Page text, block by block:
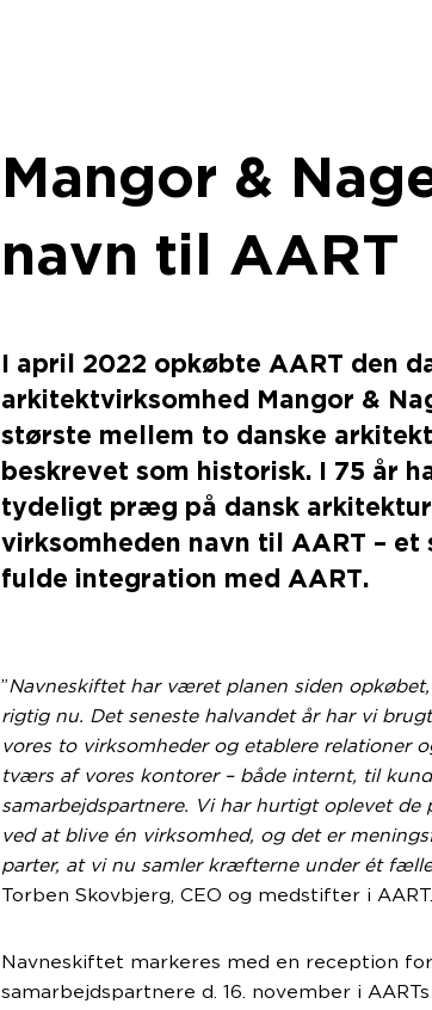
Mangor &
navn til AART
I april 2022 opkøbte AART den
arkitektvirksomhed Mangor &
største mellem to danske
beskrevet som historisk. I 75 år
tydeligt præg på dansk
virksomheden navn til AART – et
fulde integration med AART.
” Navneskiftet har været planen siden
rigtig nu. Det seneste halvandet år har vi
vores to virksomheder og etablere relationer
tværs af vores kontorer – både internt, til
samarbejdspartnere. Vi har hurtigt oplevet de
ved at blive én virksomhed, og det er
parter, at vi nu samler kræfterne under ét
Torben Skovbjerg, CEO og medstifter i AART.
Navneskiftet markeres med en reception
samarbejdspartnere d. 16. november i